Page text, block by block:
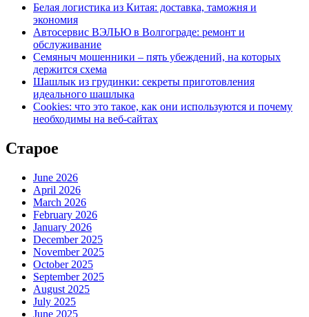
Белая логистика из Китая: доставка, таможня и
экономия
Автосервис ВЭЛЬЮ в Волгограде: ремонт и
обслуживание
Семяныч мошенники – пять убеждений, на которых
держится схема
Шашлык из грудинки: секреты приготовления
идеального шашлыка
Cookies: что это такое, как они используются и почему
необходимы на веб-сайтах
Старое
June 2026
April 2026
March 2026
February 2026
January 2026
December 2025
November 2025
October 2025
September 2025
August 2025
July 2025
June 2025